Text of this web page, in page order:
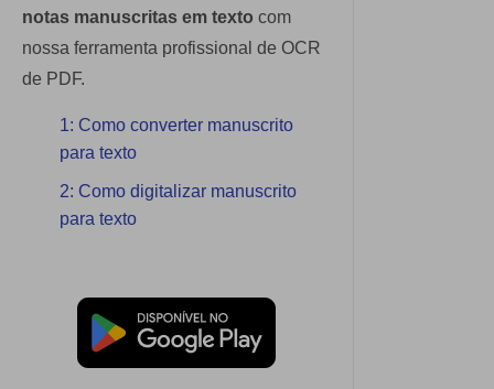
notas manuscritas em texto com
nossa ferramenta profissional de OCR
de PDF.
1: Como converter manuscrito
para texto
2: Como digitalizar manuscrito
para texto